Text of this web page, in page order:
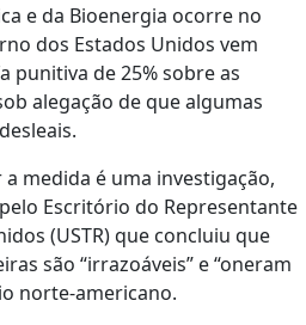
e da Bioenergia ocorre no
dos Estados Unidos vem
punitiva de 25% sobre as
alegação de que algumas
medida é uma investigação,
Escritório do Representante
(USTR) que concluiu que
são “irrazoáveis” e “oneram
norte-americano.